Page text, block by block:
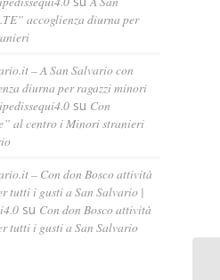
accoglienza diurna per
– A San Salvario con
diurna per ragazzi minori
su Con
al centro i Minori stranieri
– Con don Bosco attività
tutti i gusti a San Salvario |
su Con don Bosco attività
tutti i gusti a San Salvario